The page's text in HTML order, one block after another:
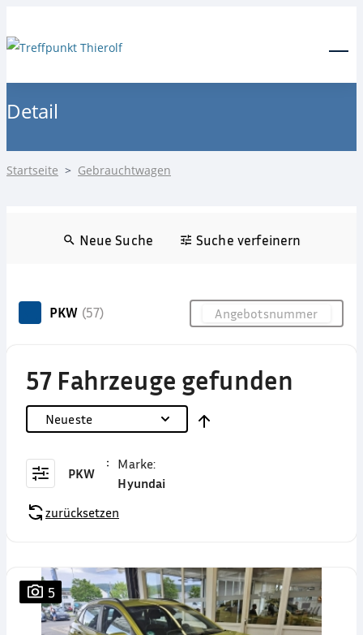
Detail
Startseite > Gebrauchtwagen
Neue Suche Suche verfeinern
PKW (57)
57 Fahrzeuge gefunden
Neueste
PKW
Marke:
Hyundai
zurücksetzen
5